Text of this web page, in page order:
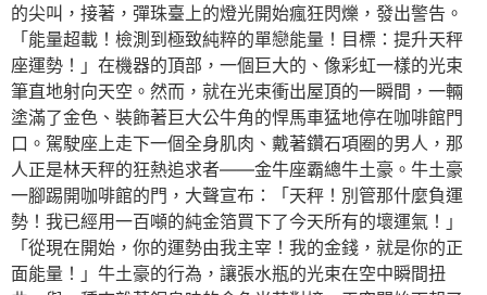
的尖叫，接著，彈珠臺上的燈光開始瘋狂閃爍，發出警告。
「能量超載！檢測到極致純粹的單戀能量！目標：提升天秤
座運勢！」在機器的頂部，一個巨大的、像彩虹一樣的光束
筆直地射向天空。然而，就在光束衝出屋頂的一瞬間，一輛
塗滿了金色、裝飾著巨大公牛角的悍馬車猛地停在咖啡館門
口。駕駛座上走下一個全身肌肉、戴著鑽石項圈的男人，那
人正是林天秤的狂熱追求者——金牛座霸總牛土豪。牛土豪
一腳踢開咖啡館的門，大聲宣布：「天秤！別管那什麼負運
勢！我已經用一百噸的純金箔買下了今天所有的壞運氣！」
「從現在開始，你的運勢由我主宰！我的金錢，就是你的正
面能量！」牛土豪的行為，讓張水瓶的光束在空中瞬間扭